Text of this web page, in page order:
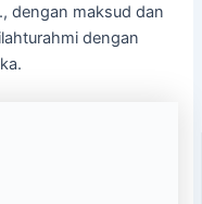
dengan maksud dan
dengan